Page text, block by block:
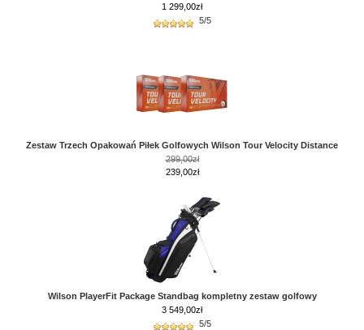
1 299,00zł
5/5
Zestaw Trzech Opakowań Piłek Golfowych Wilson Tour Velocity Distance
299,00zł
239,00zł
Wilson PlayerFit Package Standbag kompletny zestaw golfowy
3 549,00zł
5/5